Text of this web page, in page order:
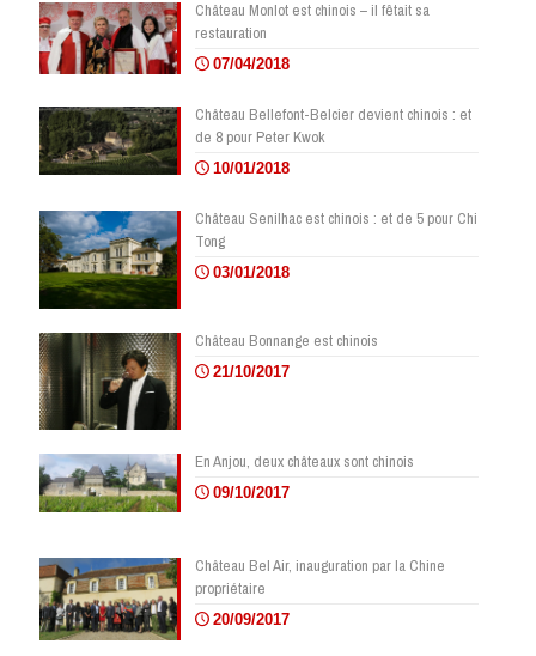
Château Monlot est chinois – il fêtait sa
restauration
07/04/2018
Château Bellefont-Belcier devient chinois : et
de 8 pour Peter Kwok
10/01/2018
Château Senilhac est chinois : et de 5 pour Chi
Tong
03/01/2018
Château Bonnange est chinois
21/10/2017
En Anjou, deux châteaux sont chinois
09/10/2017
Château Bel Air, inauguration par la Chine
propriétaire
20/09/2017